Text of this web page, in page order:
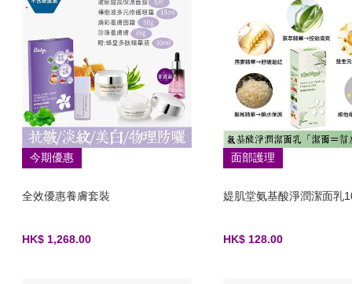
今期優惠
全效優惠養膚套裝
HK$ 1,268.00
面部護理
媞肌堂氨基酸淨潤潔面乳
HK$ 128.00